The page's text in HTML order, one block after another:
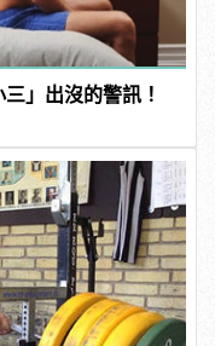
」出沒的警訊！